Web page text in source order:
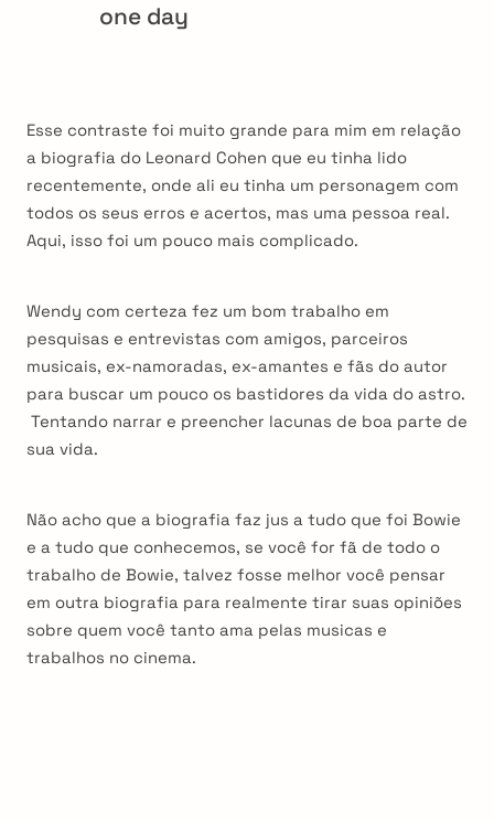
one day
Esse contraste foi muito grande para mim em relação
a biografia do Leonard Cohen que eu tinha lido
recentemente, onde ali eu tinha um personagem com
todos os seus erros e acertos, mas uma pessoa real.
Aqui, isso foi um pouco mais complicado.
Wendy com certeza fez um bom trabalho em
pesquisas e entrevistas com amigos, parceiros
musicais, ex-namoradas, ex-amantes e fãs do autor
para buscar um pouco os bastidores da vida do astro.
Tentando narrar e preencher lacunas de boa parte de
sua vida.
Não acho que a biografia faz jus a tudo que foi Bowie
e a tudo que conhecemos, se você for fã de todo o
trabalho de Bowie, talvez fosse melhor você pensar
em outra biografia para realmente tirar suas opiniões
sobre quem você tanto ama pelas musicas e
trabalhos no cinema.